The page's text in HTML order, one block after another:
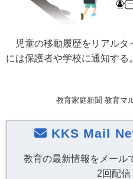
児童の移動履歴をリアル
には保護者や学校に通知する。
教育家庭新聞 教育マ
KKS Mail
教育の最新情報をメール
2回配信